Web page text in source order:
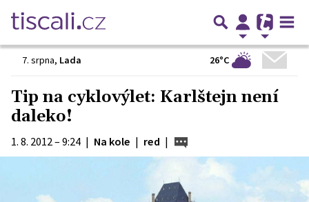
7. srpna, Lada 26°C
Tip na cyklovýlet: Karlštejn není
daleko!
1. 8. 2012 – 9:24 | Na kole | red |